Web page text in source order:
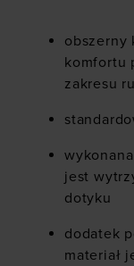
obszerny
komfortu
zakresu
jest
dotyku
dodatek
materiał